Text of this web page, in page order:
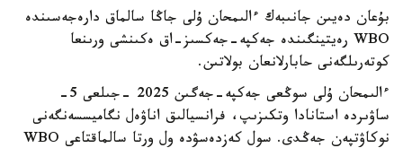
بۇعان دەيىن جانىبەك ءالىمحان ۇلى جاڭا سالماق دارەجەسىندە
WBO رەيتينگىندە جەكپە-جەكسىز-اق ەكىنشى ورىنعا
كوتەرىلگەنى حابارلانعان بولاتىن.
ءالىمحان ۇلى سوڭعى جەكپە-جەگىن 2025 -جىلعى 5-
ساۋىردە استانادا وتكىزىپ، فرانسيالىق اناۋەل نگاميسسەنگەنى
نوكاۋتپەن جەڭدى. سول كەزدەسۋدە ول ورتا سالماقتاعى WBO